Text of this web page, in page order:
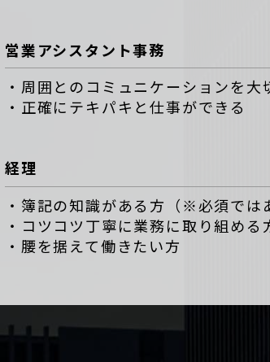
営業アシスタント事務
・周囲とのコミュニケーションを大
・正確にテキパキと仕事ができる
経理
・簿記の知識がある方（※必須では
・コツコツ丁寧に業務に取り組める
・腰を据えて働きたい方